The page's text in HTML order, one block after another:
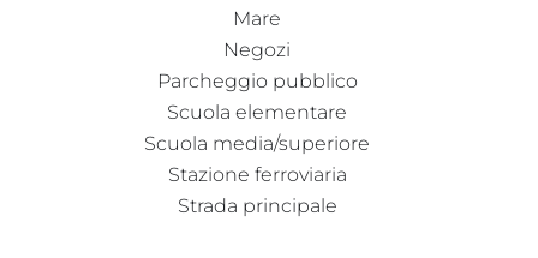
Mare
Negozi
Parcheggio pubblico
Scuola elementare
Scuola media/superiore
Stazione ferroviaria
Strada principale